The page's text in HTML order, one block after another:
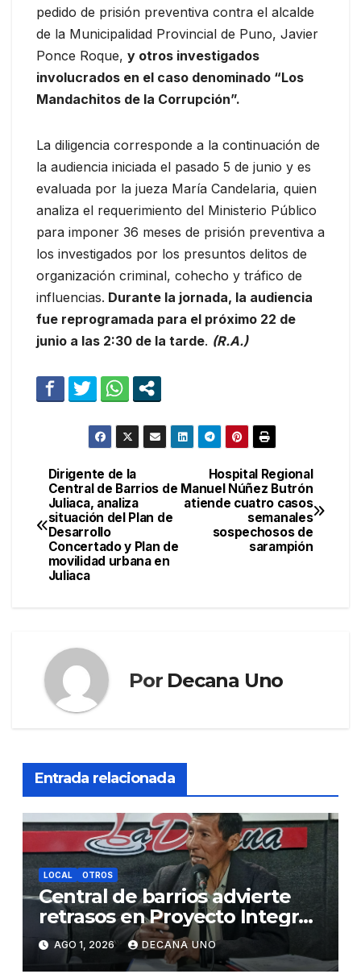
pedido de prisión preventiva contra el alcalde
de la Municipalidad Provincial de Puno, Javier
Ponce Roque, y otros investigados
involucrados en el caso denominado “Los
Mandachitos de la Corrupción”.
La diligencia corresponde a la continuación de
la audiencia iniciada el pasado 5 de junio y es
evaluada por la jueza María Candelaria, quien
analiza el requerimiento del Ministerio Público
para imponer 36 meses de prisión preventiva a
los investigados por los presuntos delitos de
organización criminal, cohecho y tráfico de
influencias. Durante la jornada, la audiencia
fue reprogramada para el próximo 22 de
junio a las 2:30 de la tarde. (R.A.)
Navegación
de
entradas
Hospital Regional
Manuel Núñez Butrón
atiende cuatro casos
semanales
sospechosos de
sarampión
Dirigente de la
Central de Barrios de
Juliaca, analiza
situación del Plan de
Desarrollo
Concertado y Plan de
movilidad urbana en
Juliaca
Por Decana Uno
Entrada relacionada
LOCAL OTROS
Central de barrios advierte
retrasos en Proyecto Integral
de Agua y Alcantarillado para
Juliaca
AGO 1, 2026 DECANA UNO